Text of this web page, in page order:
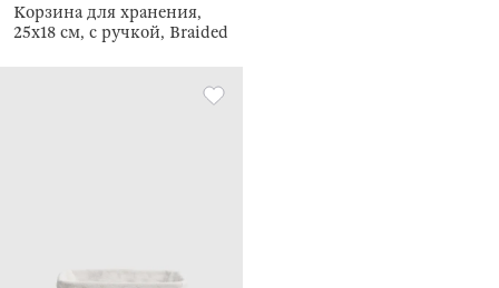
Корзина для хранения,
25х18 см, с ручкой, Braided